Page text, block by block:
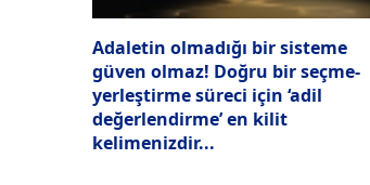
Adaletin olmadığı bir sisteme
güven olmaz! Doğru bir seçme-
yerleştirme süreci için ‘adil
değerlendirme’ en kilit
kelimenizdir...